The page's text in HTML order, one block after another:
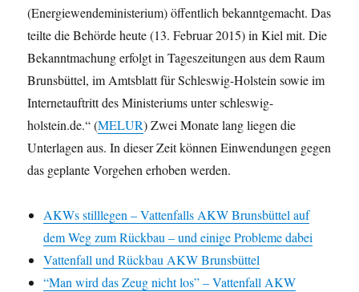
(Energiewendeministerium) öffentlich bekanntgemacht. Das
teilte die Behörde heute (13. Februar 2015) in Kiel mit. Die
Bekanntmachung erfolgt in Tageszeitungen aus dem Raum
Brunsbüttel, im Amtsblatt für Schleswig-Holstein sowie im
Internetauftritt des Ministeriums unter schleswig-
holstein.de.“ (MELUR) Zwei Monate lang liegen die
Unterlagen aus. In dieser Zeit können Einwendungen gegen
das geplante Vorgehen erhoben werden.
AKWs stilllegen – Vattenfalls AKW Brunsbüttel auf
dem Weg zum Rückbau – und einige Probleme dabei
Vattenfall und Rückbau AKW Brunsbüttel
“Man wird das Zeug nicht los” – Vattenfall AKW